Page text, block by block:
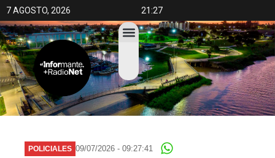
7 AGOSTO, 2026 21:27
POLICIALES 09/07/2026 - 09:27:41